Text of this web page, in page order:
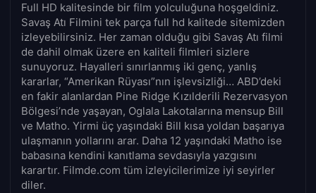
Full HD kalitesinde bir film yolculuğuna hoşgeldiniz.
Savaş Atı Filmini tek parça full hd kalitede sitemizden
izleyebilirsiniz. Her zaman olduğu gibi Savaş Atı filmi
de dahil olmak üzere en kaliteli filmleri sizlere
sunuyoruz. Hayalleri sınırlanmış iki genç, yanlış
kararlar, “Amerikan Rüyası”nın işlevsizliği… ABD’deki
en fakir alanlardan Pine Ridge Kızılderili Rezervasyon
Bölgesi’nde yaşayan, Oglala Lakotalarına mensup Bill
ve Matho. Yirmi üç yaşındaki Bill kısa yoldan başarıya
ulaşmanın yollarını arar. Daha 12 yaşındaki Matho ise
babasına kendini kanıtlama sevdasıyla yazgısını
karartır. Filmde.com tüm izleyicilerimize iyi seyirler
diler.